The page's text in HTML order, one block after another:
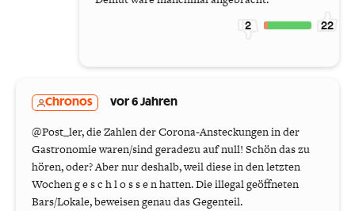
2 22
Chronos vor 6 Jahren
@Post_ler, die Zahlen der Corona-Ansteckungen in der
Gastronomie waren/sind geradezu auf null! Schön das zu
hören, oder? Aber nur deshalb, weil diese in den letzten
Wochen g e s c h l o s s e n hatten. Die illegal geöffneten
Bars/Lokale, beweisen genau das Gegenteil.